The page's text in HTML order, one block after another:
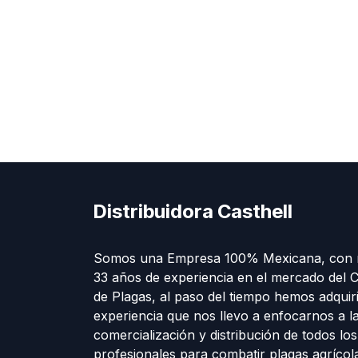
Distribuidora Casthell
Somos una Empresa 100% Mexicana, con
33 años de experiencia en el mercado del
de Plagas, al paso del tiempo hemos
experiencia que nos llevo a enfocarnos a
comercialización y distribución de todos
profesionales para combatir plagas